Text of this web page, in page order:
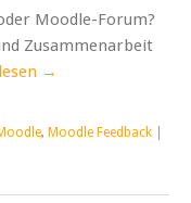
Moodle-Forum?
Zusammenarbeit
→
, Moodle Feedback